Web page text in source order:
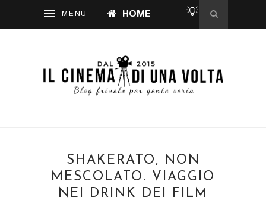
HOME 💡
SHAKERATO, NON
MESCOLATO. VIAGGIO
NEI DRINK DEI FILM